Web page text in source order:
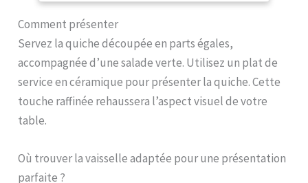
France
moule à tarte rond De
homogène de la chaleur,
une cuisson uniforme et
une caramélisation des
sucs pour des tartes,
tourtes ou quiches
parfaites. ANTIADHÉSIF : Ce
grâce à son revêtement
PTFE, garanti sans PFOA
Comment présenter
Servez la quiche découpée en parts égales,
accompagnée d’une salade verte. Utilisez un plat de
service en céramique pour présenter la quiche. Cette
touche raffinée rehaussera l’aspect visuel de votre
table.
Où trouver la vaisselle adaptée pour une présentation
parfaite ?